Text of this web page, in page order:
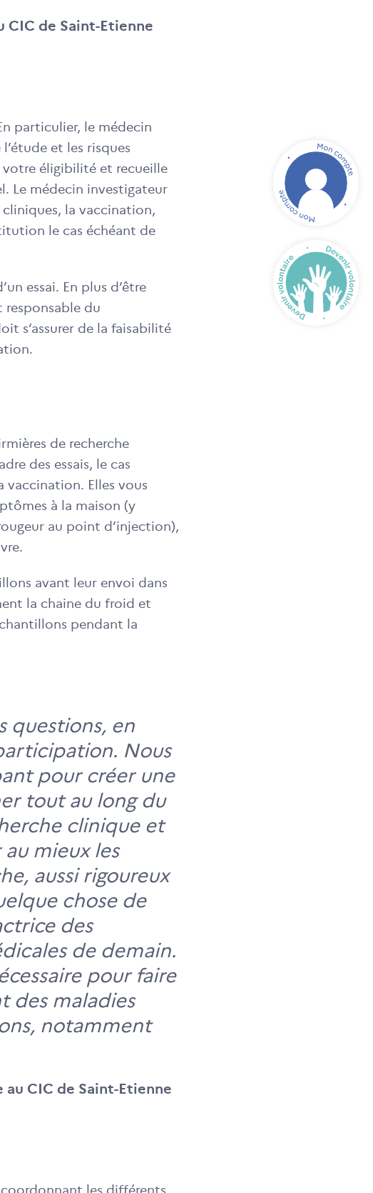
CIC de Saint-Etienne
particulier, le médecin
et les risques
votre éligibilité et recueille
Le médecin investigateur
cliniques, la vaccination,
le cas échéant de
essai. En plus d’être
du
s’assurer de la faisabilité
de recherche
des essais, le cas
vaccination. Elles vous
à la maison (y
au point d’injection),
avant leur envoi dans
la chaine du froid et
pendant la
questions, en
Nous
pour créer une
tout au long du
clinique et
mieux les
aussi rigoureux
chose de
des
de demain.
pour faire
des maladies
notamment
CIC de Saint-Etienne